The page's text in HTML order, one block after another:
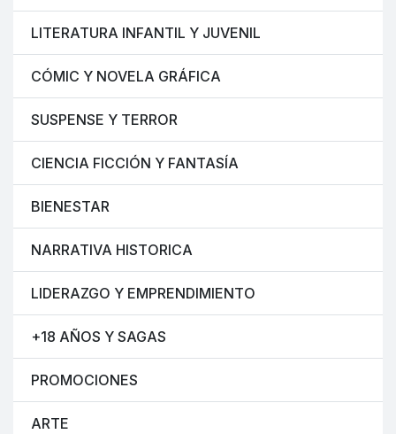
LITERATURA INFANTIL Y JUVENIL
CÓMIC Y NOVELA GRÁFICA
SUSPENSE Y TERROR
CIENCIA FICCIÓN Y FANTASÍA
BIENESTAR
NARRATIVA HISTORICA
LIDERAZGO Y EMPRENDIMIENTO
+18 AÑOS Y SAGAS
PROMOCIONES
ARTE